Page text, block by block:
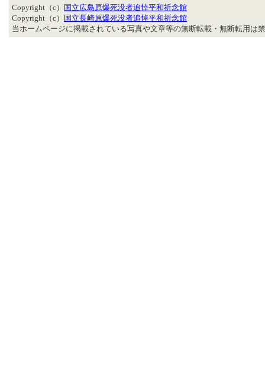
Copyright（c）
国立広島原爆死没者追悼平和祈念館
Copyright（c）
国立長崎原爆死没者追悼平和祈念館
当ホームページに掲載されている写真や文章等の無断転載・無断転用は